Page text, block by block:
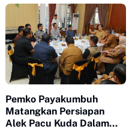
Pemko Payakumbuh
Matangkan Persiapan
Alek Pacu Kuda Dalam